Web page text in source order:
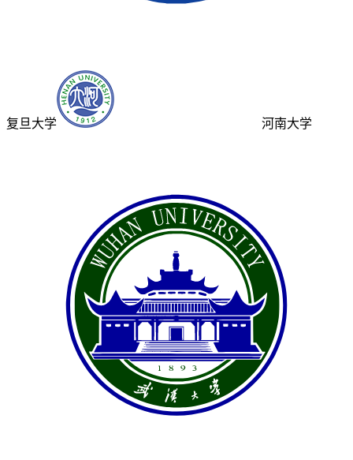
复旦大学 河南大学